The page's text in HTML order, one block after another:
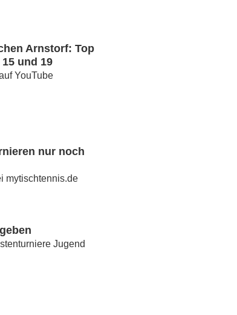
Arnstorf: Top
und 19
YouTube
nur noch
mytischtennis.de
Jugend